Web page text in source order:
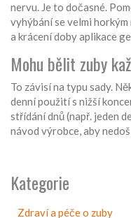
nervu. Je to dočasné.
vyhýbání se velmi
a krácení doby aplikace
Mohu bělit zuby
To závisí na typu sady.
denní použití s nižší
střídání dnů (např. jeden
návod výrobce, aby
Kategorie
Zdraví a péče o zuby